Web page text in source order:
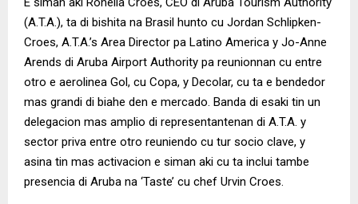
(A.T.A.), ta di bishita na Brasil hunto cu Jordan Schlipken-
Croes, A.T.A.’s Area Director pa Latino America y Jo-Anne
Arends di Aruba Airport Authority pa reunionnan cu entre
otro e aerolinea Gol, cu Copa, y Decolar, cu ta e bendedor
mas grandi di biahe den e mercado. Banda di esaki tin un
delegacion mas amplio di representantenan di A.T.A. y
sector priva entre otro reuniendo cu tur socio clave, y
asina tin mas activacion e siman aki cu ta inclui tambe
presencia di Aruba na ‘Taste’ cu chef Urvin Croes.